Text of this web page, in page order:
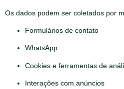
Os dados podem ser coletados por
Formulários de contato
WhatsApp
Cookies e ferramentas de
Interações com anúncios